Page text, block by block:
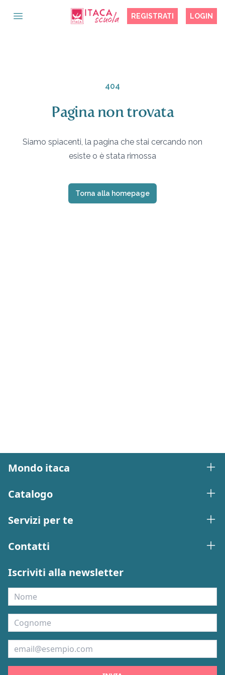
OPEN MAIN MENU
REGISTRATI LOGIN
404
Pagina non trovata
Siamo spiacenti, la pagina che stai cercando non
esiste o è stata rimossa
Torna alla homepage
Mondo itaca
Catalogo
Servizi per te
Contatti
Iscriviti alla newsletter
Nome
Cognome
Email